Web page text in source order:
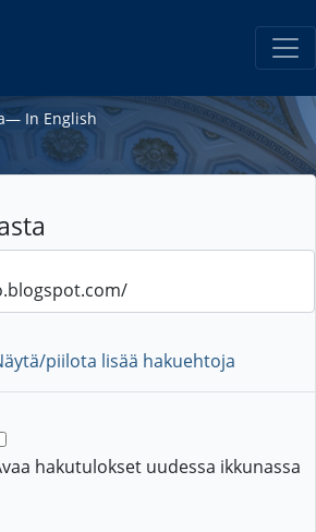
― In English
piilota lisää hakuehtoja
hakutulokset uudessa ikkunassa